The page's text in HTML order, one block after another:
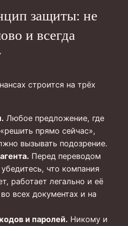
защиты: не
и всегда
строится на трёх
Любое предложение, где
прямо сейчас»,
вызывать подозрение.
Перед переводом
что компания
работает легально и её
всех документах и на
и паролей. Никому и